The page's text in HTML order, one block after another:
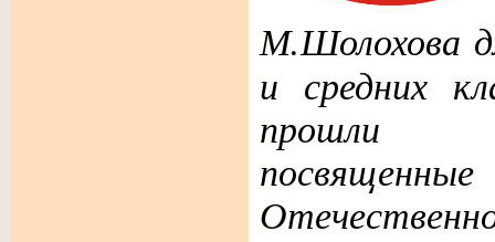
М.Шолохова
и средних
прошли